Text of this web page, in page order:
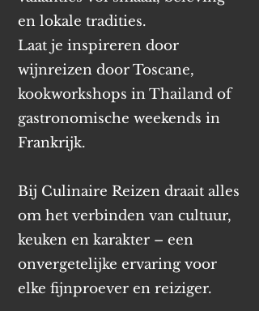
en lokale tradities.
Laat je inspireren door
wijnreizen door Toscane,
kookworkshops in Thailand of
gastronomische weekends in
Frankrijk.
Bij Culinaire Reizen draait alles
om het verbinden van cultuur,
keuken en karakter – een
onvergetelijke ervaring voor
elke fijnproever en reiziger.